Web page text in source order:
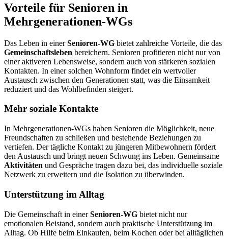
Vorteile für Senioren in
Mehrgenerationen-WGs
Das Leben in einerSenioren-WG bietet zahlreiche Vorteile, die das
Gemeinschaftsleben bereichern. Senioren profitieren nicht nur von
einer aktiveren Lebensweise, sondern auch von stärkeren sozialen
Kontakten. In einer solchen Wohnform findet ein wertvoller
Austausch zwischen den Generationen statt, was die Einsamkeit
reduziert und das Wohlbefinden steigert.
Mehr soziale Kontakte
In Mehrgenerationen-WGs haben Senioren die Möglichkeit, neue
Freundschaften zu schließen und bestehende Beziehungen zu
vertiefen. Der tägliche Kontakt zu jüngeren Mitbewohnern fördert
den Austausch und bringt neuen Schwung ins Leben. Gemeinsame
Aktivitäten und Gespräche tragen dazu bei, das individuelle soziale
Netzwerk zu erweitern und die Isolation zu überwinden.
Unterstützung im Alltag
Die Gemeinschaft in einerSenioren-WG bietet nicht nur
emotionalen Beistand, sondern auch praktische Unterstützung im
Alltag. Ob Hilfe beim Einkaufen, beim Kochen oder bei alltäglichen